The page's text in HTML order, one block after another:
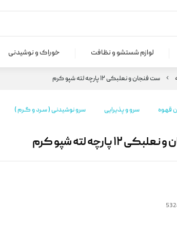
لوازم شستشو و نظافت خوراک و نوشیدنی
ست فنجان و نعلبکی ۱۲ پارچه لته شپو کرم
قهـوه سرو و پذیرایی سرو نوشیدنی ( سـرد و گـرم )
۱۲ پارچه لته شپو کرم